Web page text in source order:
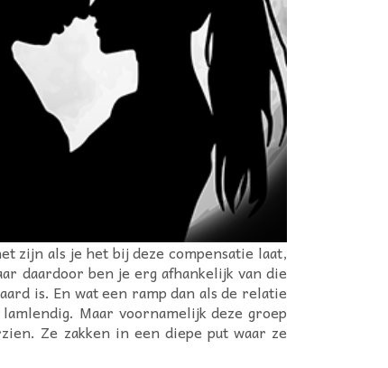
zijn als je het bij deze compensatie laat,
daardoor ben je erg afhankelijk van die
is. En wat een ramp dan als de relatie
Maar voornamelijk deze groep
Ze zakken in een diepe put waar ze